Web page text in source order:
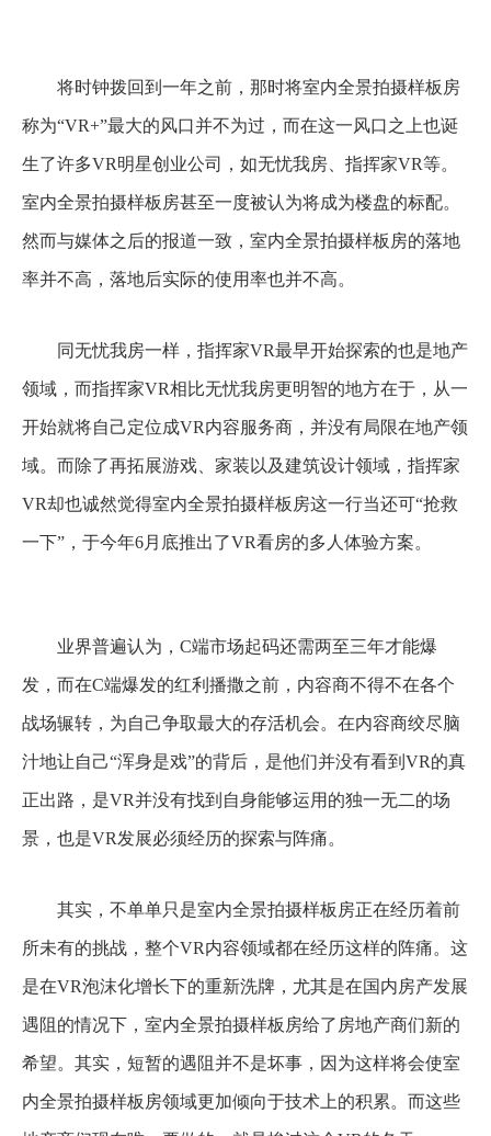
将时钟拨回到一年之前，那时将室内全景拍摄样板房
称为“VR+”最大的风口并不为过，而在这一风口之上也诞
生了许多VR明星创业公司，如无忧我房、指挥家VR等。
室内全景拍摄样板房甚至一度被认为将成为楼盘的标配。
然而与媒体之后的报道一致，室内全景拍摄样板房的落地
率并不高，落地后实际的使用率也并不高。
同无忧我房一样，指挥家VR最早开始探索的也是地产
领域，而指挥家VR相比无忧我房更明智的地方在于，从一
开始就将自己定位成VR内容服务商，并没有局限在地产领
域。而除了再拓展游戏、家装以及建筑设计领域，指挥家
VR却也诚然觉得室内全景拍摄样板房这一行当还可“抢救
一下”，于今年6月底推出了VR看房的多人体验方案。
业界普遍认为，C端市场起码还需两至三年才能爆
发，而在C端爆发的红利播撒之前，内容商不得不在各个
战场辗转，为自己争取最大的存活机会。在内容商绞尽脑
汁地让自己“浑身是戏”的背后，是他们并没有看到VR的真
正出路，是VR并没有找到自身能够运用的独一无二的场
景，也是VR发展必须经历的探索与阵痛。
其实，不单单只是室内全景拍摄样板房正在经历着前
所未有的挑战，整个VR内容领域都在经历这样的阵痛。这
是在VR泡沫化增长下的重新洗牌，尤其是在国内房产发展
遇阻的情况下，室内全景拍摄样板房给了房地产商们新的
希望。其实，短暂的遇阻并不是坏事，因为这样将会使室
内全景拍摄样板房领域更加倾向于技术上的积累。而这些